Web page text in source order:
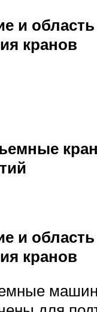
и область
кранов
и область
кранов